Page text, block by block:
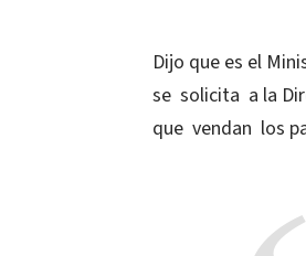
Dijo que es el
se solicita a la
que vendan los